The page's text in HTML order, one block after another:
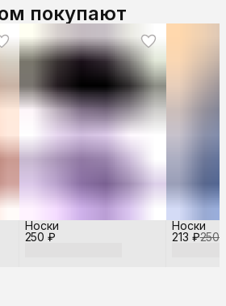
покупают
250 ₽
Носки
213 ₽250
Носки